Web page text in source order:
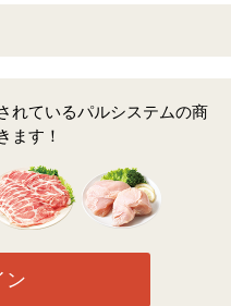
れているパルシステムの商
ます！
ン